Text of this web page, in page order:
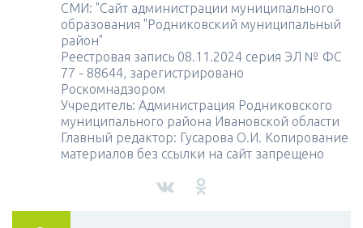
СМИ: "Сайт администрации муниципального
образования "Родниковский муниципальный
район"
Реестровая запись 08.11.2024 серия ЭЛ № ФС
77 - 88644, зарегистрировано
Роскомнадзором
Учредитель: Администрация Родниковского
муниципального района Ивановской области
Главный редактор: Гусарова О.И. Копирование
материалов без ссылки на сайт запрещено